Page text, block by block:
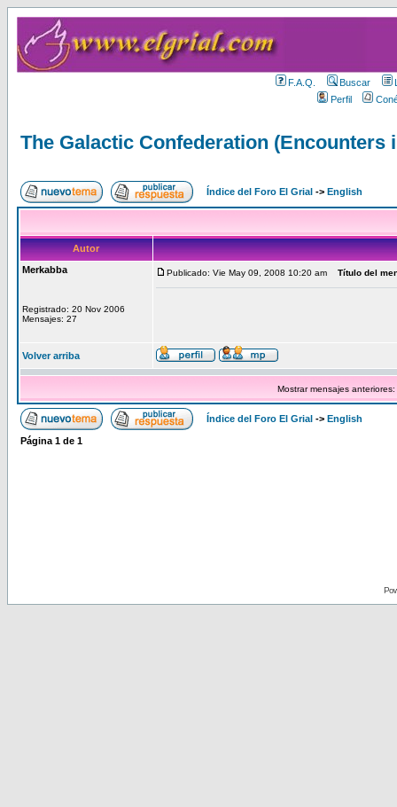
F.A.Q. Buscar
Perfil
The Galactic Confederation (Encounters
Índice del Foro El Grial -> English
Autor
Merkabba
Registrado: 20 Nov 2006
Mensajes: 27
Publicado: Vie May 09, 2008 10:20 am Título del
Volver arriba
Mostrar mensajes anteriores:
Índice del Foro El Grial -> English
Página 1 de 1